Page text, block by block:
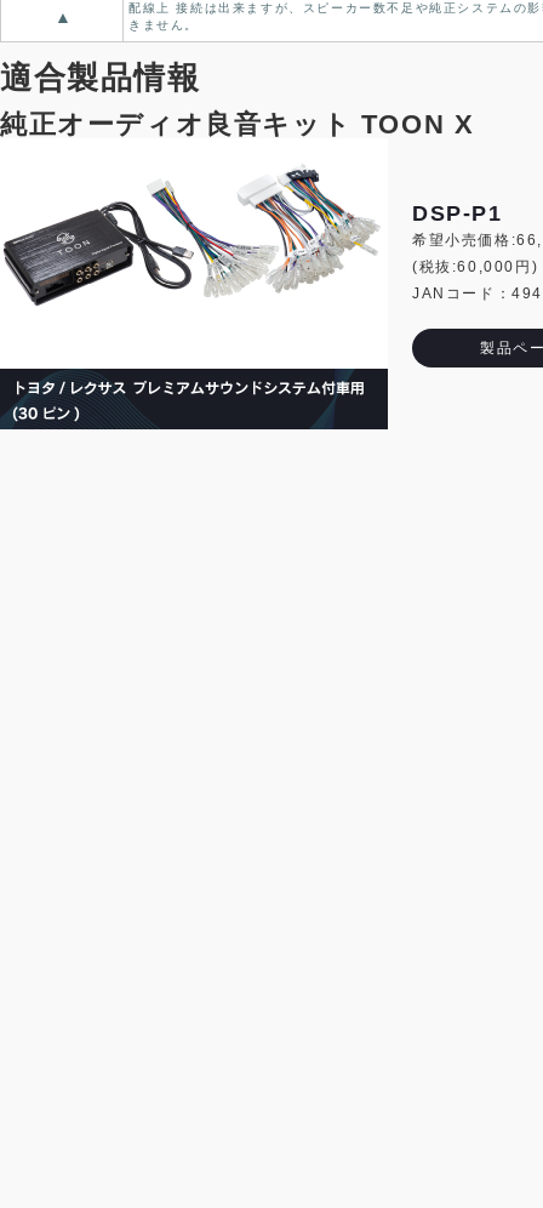
▲
配線上 接続は出来ますが、スピーカー数不足や純正システムの
きません。
適合製品情報
純正オーディオ良音キット TOON X
DSP-P1
希望小売価格
(税抜:60,000円)
JANコード：
製品ペ